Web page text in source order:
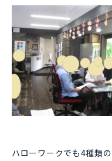
ハローワークでも4種類